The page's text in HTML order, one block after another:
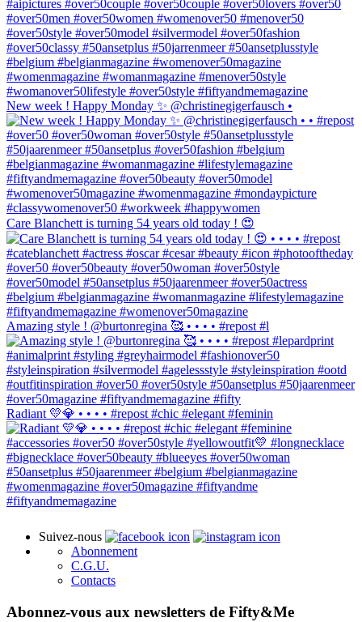
New week ! Happy Monday ✨ @christinegigerfausch •
Care Blanchett is turning 54 years old today ! 😍
Amazing style ! @burtonregina 🥰 • • • • #repost #l
Radiant 💛💎 • • • • #repost #chic #elegant #feminin
Suivez-nous
Abonnement
C.G.U.
Contacts
Abonnez-vous aux newsletters de Fifty&Me